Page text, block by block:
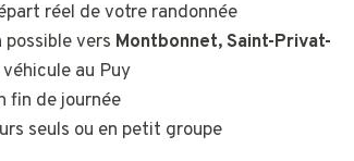
réel de votre randonnée
possible vers Montbonnet, Saint-Privat-
au Puy
fin de journée
seuls ou en petit groupe